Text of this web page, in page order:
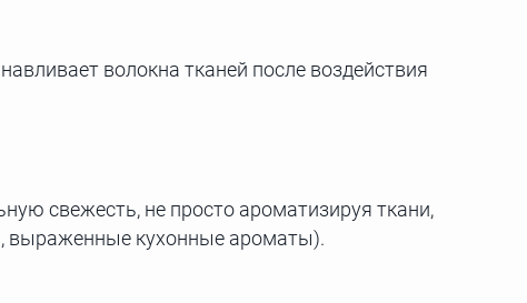
волокна тканей после воздействия
свежесть, не просто ароматизируя ткани,
выраженные кухонные ароматы).